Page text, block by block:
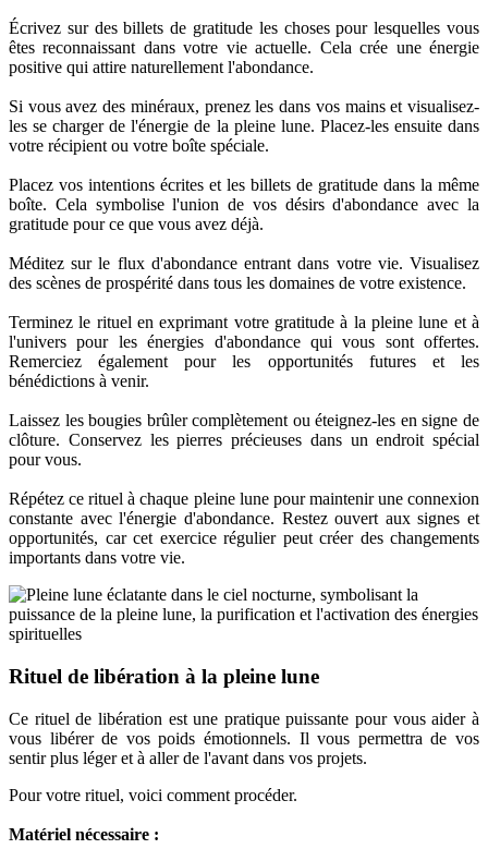
Écrivez sur des billets de gratitude les choses pour lesquelles vous
êtes reconnaissant dans votre vie actuelle. Cela crée une énergie
positive qui attire naturellement l'abondance.
Si vous avez des minéraux, prenez les dans vos mains et visualisez-
les se charger de l'énergie de la pleine lune. Placez-les ensuite dans
votre récipient ou votre boîte spéciale.
Placez vos intentions écrites et les billets de gratitude dans la même
boîte. Cela symbolise l'union de vos désirs d'abondance avec la
gratitude pour ce que vous avez déjà.
Méditez sur le flux d'abondance entrant dans votre vie. Visualisez
des scènes de prospérité dans tous les domaines de votre existence.
Terminez le rituel en exprimant votre gratitude à la pleine lune et à
l'univers pour les énergies d'abondance qui vous sont offertes.
Remerciez également pour les opportunités futures et les
bénédictions à venir.
Laissez les bougies brûler complètement ou éteignez-les en signe de
clôture. Conservez les pierres précieuses dans un endroit spécial
pour vous.
Répétez ce rituel à chaque pleine lune pour maintenir une connexion
constante avec l'énergie d'abondance. Restez ouvert aux signes et
opportunités, car cet exercice régulier peut créer des changements
importants dans votre vie.
Rituel de libération à la pleine lune
Ce rituel de libération est une pratique puissante pour vous aider à
vous libérer de vos poids émotionnels. Il vous permettra de vos
sentir plus léger et à aller de l'avant dans vos projets.
Pour votre rituel, voici comment procéder.
Matériel nécessaire :